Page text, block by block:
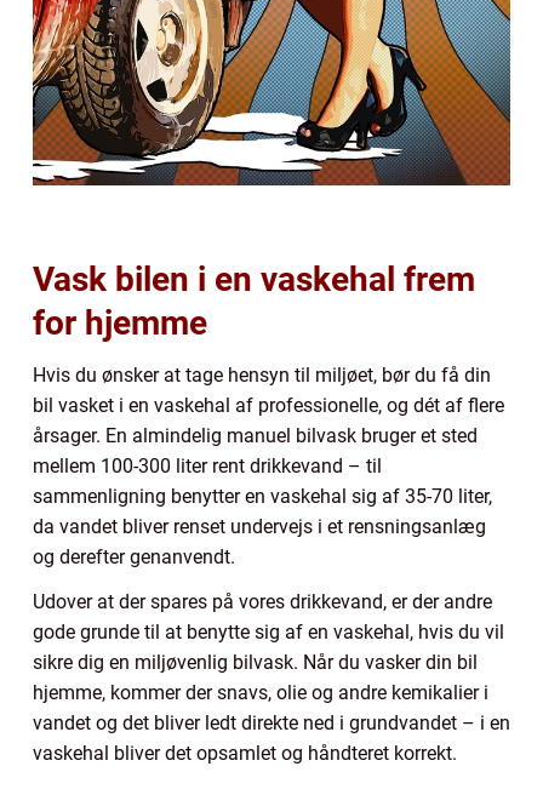
Vask bilen i en vaskehal frem
for hjemme
Hvis du ønsker at tage hensyn til miljøet, bør du få din
bil vasket i en vaskehal af professionelle, og dét af flere
årsager. En almindelig manuel bilvask bruger et sted
mellem 100-300 liter rent drikkevand – til
sammenligning benytter en vaskehal sig af 35-70 liter,
da vandet bliver renset undervejs i et rensningsanlæg
og derefter genanvendt.
Udover at der spares på vores drikkevand, er der andre
gode grunde til at benytte sig af en vaskehal, hvis du vil
sikre dig en miljøvenlig bilvask. Når du vasker din bil
hjemme, kommer der snavs, olie og andre kemikalier i
vandet og det bliver ledt direkte ned i grundvandet – i en
vaskehal bliver det opsamlet og håndteret korrekt.